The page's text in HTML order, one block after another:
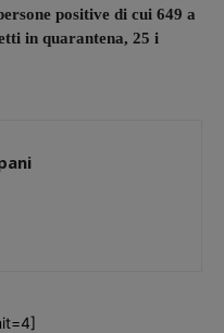
positive di cui 649 a
in quarantena, 25 i